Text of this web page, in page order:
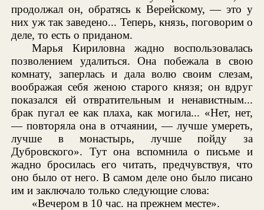
продолжал он, обратясь к Верейскому, — это у
них уж так заведено... Теперь, князь, поговорим о
деле, то есть о приданом.
Марья Кириловна жадно воспользовалась
позволением удалиться. Она побежала в свою
комнату, заперлась и дала волю своим слезам,
воображая себя женою старого князя; он вдруг
показался ей отвратительным и ненавистным...
брак пугал ее как плаха, как могила... «Нет, нет,
— повторяла она в отчаянии, — лучше умереть,
лучше в монастырь, лучше пойду за
Дубровского». Тут она вспомнила о письме и
жадно бросилась его читать, предчувствуя, что
оно было от него. В самом деле оно было писано
им и заключало только следующие слова:
«Вечером в 10 час. на прежнем месте».